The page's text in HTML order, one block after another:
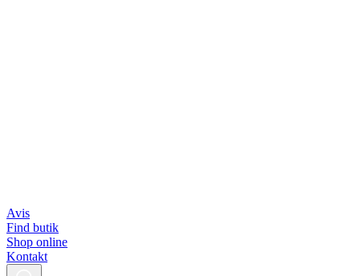
Avis
Find butik
Shop online
Kontakt